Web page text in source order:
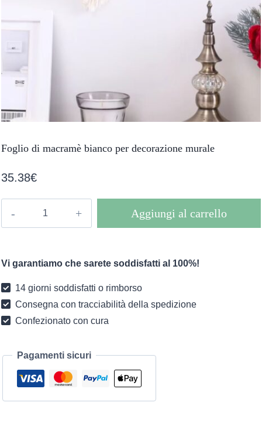
Foglio di macramè bianco per decorazione murale
35.38€
per
murale
quantità
Aggiungi al carrello
Vi garantiamo che sarete soddisfatti al 100%!
14 giorni soddisfatti o rimborso
Consegna con tracciabilità della spedizione
Confezionato con cura
Pagamenti sicuri